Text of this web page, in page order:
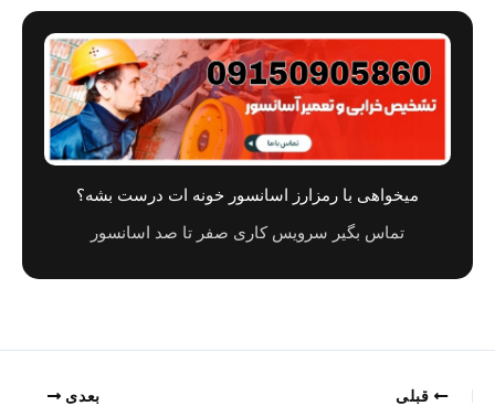
میخواهی با رمزارز اسانسور خونه ات درست بشه؟
تماس بگیر سرویس کاری صفر تا صد اسانسور
قبلی بعدی